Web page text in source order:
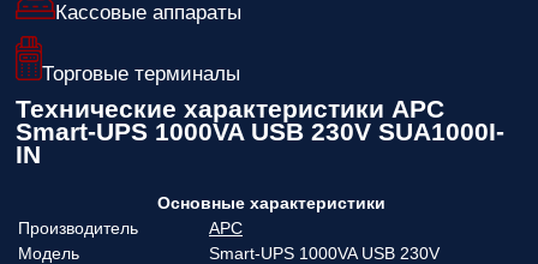
Кассовые аппараты
Торговые терминалы
Технические характеристики APC
Smart-UPS 1000VA USB 230V SUA1000I-
IN
Основные характеристики
Производитель
APC
Модель
Smart-UPS 1000VA USB 230V